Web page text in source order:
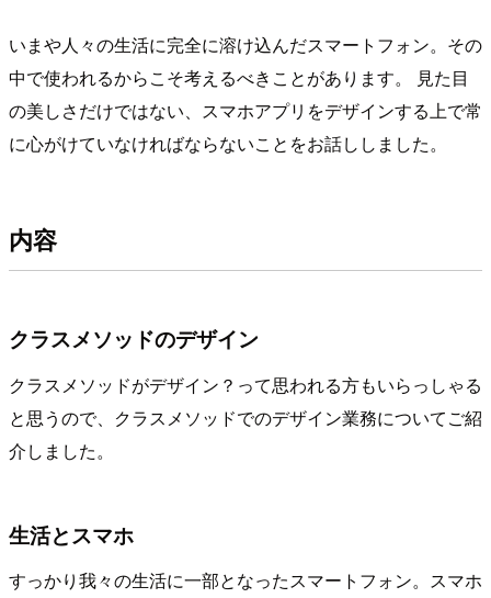
いまや人々の生活に完全に溶け込んだスマートフォン。その
中で使われるからこそ考えるべきことがあります。 見た目
の美しさだけではない、スマホアプリをデザインする上で常
に心がけていなければならないことをお話ししました。
内容
クラスメソッドのデザイン
クラスメソッドがデザイン？って思われる方もいらっしゃる
と思うので、クラスメソッドでのデザイン業務についてご紹
介しました。
生活とスマホ
すっかり我々の生活に一部となったスマートフォン。スマホ